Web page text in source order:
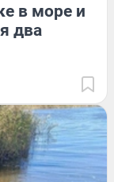
в море и
два